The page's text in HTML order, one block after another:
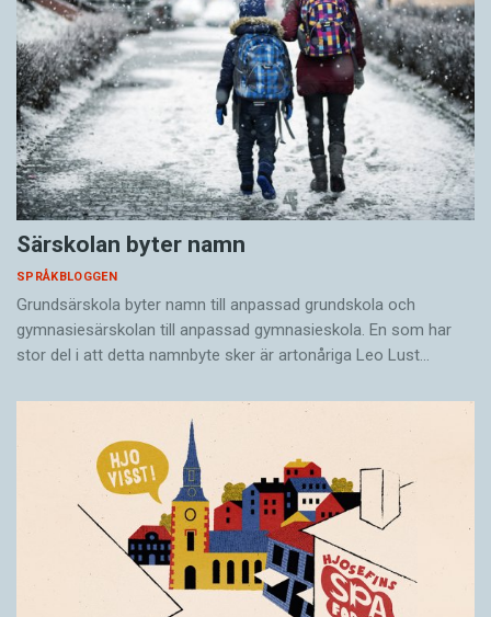
Särskolan byter namn
SPRÅKBLOGGEN
Grundsärskola byter namn till anpassad grundskola och
gymnasiesärskolan till anpassad gymnasieskola. En som har
stor del i att detta namnbyte sker är artonåriga Leo Lust…